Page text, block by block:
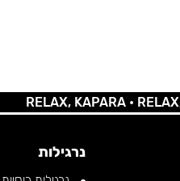
RELAX, KAPARA •RELAX,
נרגילות